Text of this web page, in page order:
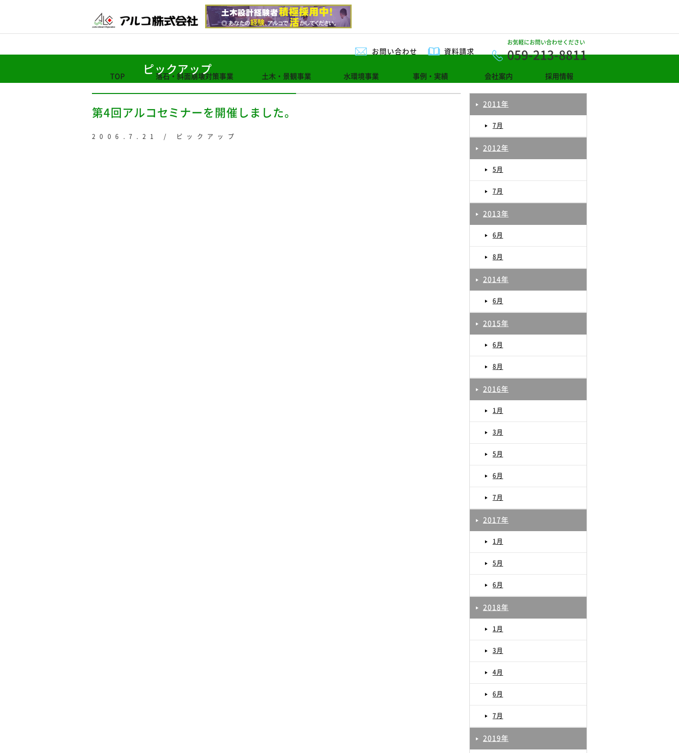
お問い合わせ 資料請求
お気軽にお問い合わせください
059-213-8811
TOP 落石・斜面崩壊対策事業 土木・景観事業 水環境事業 事例・実績 会社案内 採用情報
ピックアップ
第4回アルコセミナーを開催しました。
2006.7.21 / ピックアップ
2011年
7月
2012年
5月
7月
2013年
6月
8月
2014年
6月
2015年
6月
8月
2016年
1月
3月
5月
6月
7月
2017年
1月
5月
6月
2018年
1月
3月
4月
6月
7月
2019年